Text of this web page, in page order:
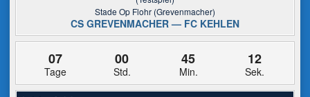
Stade Op Flohr (Grevenmacher)
CS GREVENMACHER — FC KEHLEN
07
Tage
00
Std.
45
Min.
11
Sek.